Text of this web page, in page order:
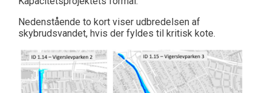
Nedenstående to kort viser udbredelsen af
skybrudsvandet, hvis der fyldes til kritisk kote.